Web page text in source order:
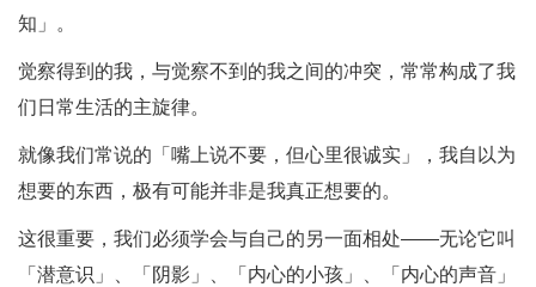
知」。
觉察得到的我，与觉察不到的我之间的冲突，常常构成了我
们日常生活的主旋律。
就像我们常说的「嘴上说不要，但心里很诚实」，我自以为
想要的东西，极有可能并非是我真正想要的。
这很重要，我们必须学会与自己的另一面相处——无论它叫
「潜意识」、「阴影」、「内心的小孩」、「内心的声音」